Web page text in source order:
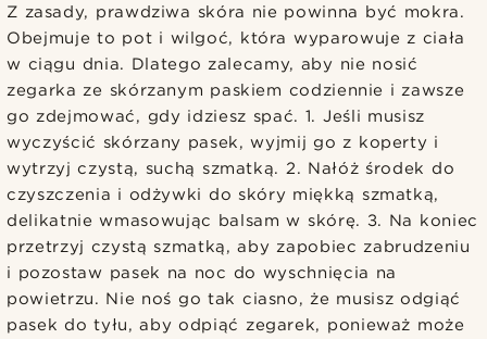
Z zasady, prawdziwa skóra nie powinna być mokra.
Obejmuje to pot i wilgoć, która wyparowuje z ciała
w ciągu dnia. Dlatego zalecamy, aby nie nosić
zegarka ze skórzanym paskiem codziennie i zawsze
go zdejmować, gdy idziesz spać. 1. Jeśli musisz
wyczyścić skórzany pasek, wyjmij go z koperty i
wytrzyj czystą, suchą szmatką. 2. Nałóż środek do
czyszczenia i odżywki do skóry miękką szmatką,
delikatnie wmasowując balsam w skórę. 3. Na koniec
przetrzyj czystą szmatką, aby zapobiec zabrudzeniu
i pozostaw pasek na noc do wyschnięcia na
powietrzu. Nie noś go tak ciasno, że musisz odgiąć
pasek do tyłu, aby odpiąć zegarek, ponieważ może